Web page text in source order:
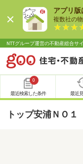
アプリ版
複数社の
NTTグループ運営の不動産総合サ
0
最近検索した条件 最近
トップ安浦ＮＯ１